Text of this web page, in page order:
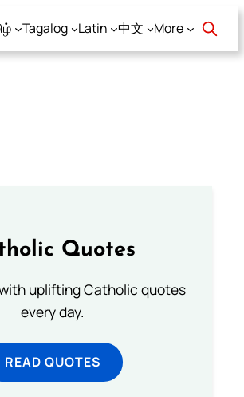
Tagalog Latin 中文 More
Quotes
uplifting Catholic quotes
every day.
READ QUOTES